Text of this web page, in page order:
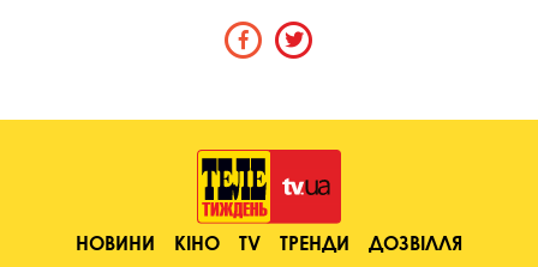
НОВИНИ КІНО TV ТРЕНДИ
ДОЗВІЛЛЯ